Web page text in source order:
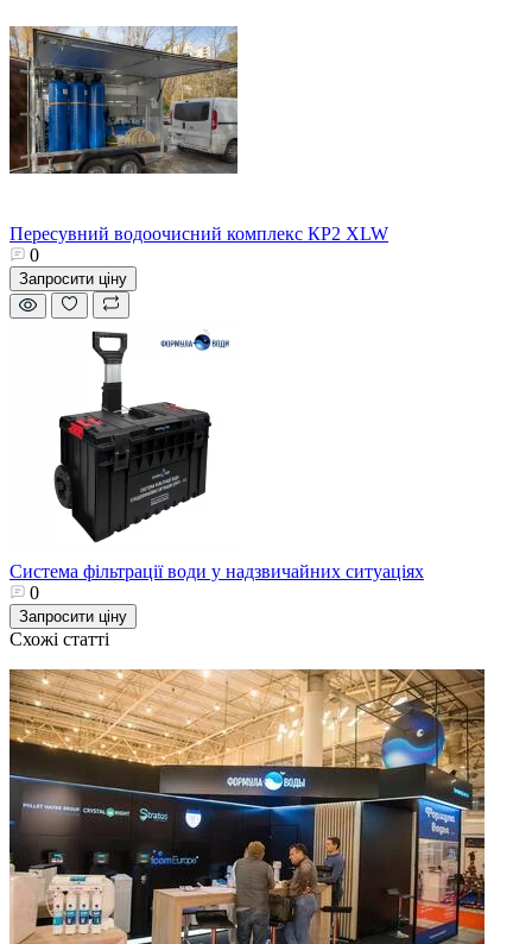
Пересувний водоочисний комплекс КР2 XLW
0
Запросити ціну
Система фільтрації води у надзвичайних ситуаціях
0
Запросити ціну
Схожі статті